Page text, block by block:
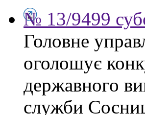
№ 13/9499
Головне
оголошує
державного
служби